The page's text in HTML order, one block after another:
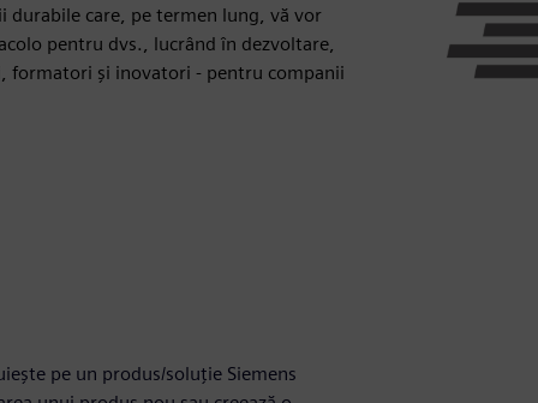
durabile care, pe termen lung, vă vor
pentru dvs., lucrând în dezvoltare,
formatori și inovatori - pentru companii
pe un produs/soluție Siemens